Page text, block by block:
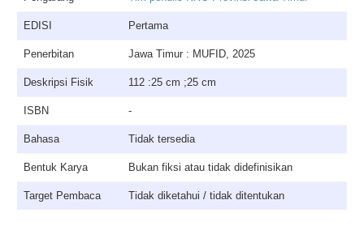
EDISI Pertama
Penerbitan Jawa Timur : MUFID, 2025
Deskripsi Fisik 112 :25 cm ;25 cm
ISBN -
Bahasa Tidak tersedia
Bentuk Karya Bukan fiksi atau tidak didefinisikan
Target Pembaca Tidak diketahui / tidak ditentukan